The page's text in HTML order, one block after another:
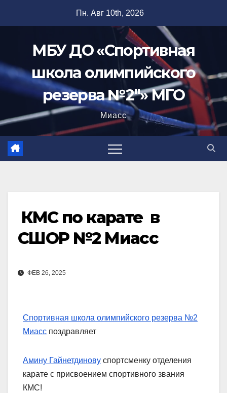
Пн. Авг 10th, 2026
МБУ ДО «Спортивная
школа олимпийского
резерва №2"» МГО
Миасс
КМС по карате в
СШОР №2 Миасс
ФЕВ 26, 2025
Спортивная школа олимпийского резерва №2
Миасс поздравляет
Амину Гайнетдинову спортсменку отделения
карате с присвоением спортивного звания
КМС!